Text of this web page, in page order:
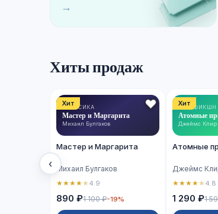
→
Хиты продаж
‹
Хит
КЛАССИКА
Мастер и Маргарита
Михаил Булгаков
Мастер и Маргарита
Михаил Булгаков
★★★★★4.9
890 ₽1 100 ₽-19%
Хит
НОН-ФИКШН
Атомные
Джеймс Клир
Атомные
Джеймс
★★★★★4.8
1 290 ₽1